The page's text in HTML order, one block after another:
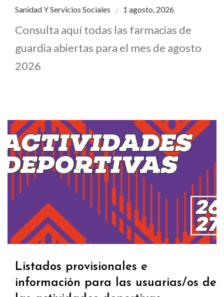
Sanidad Y Servicios Sociales 1 agosto, 2026
Consulta aquí todas las farmacias de
guardia abiertas para el mes de agosto
2026
Listados provisionales e
información para las usuarias/os de